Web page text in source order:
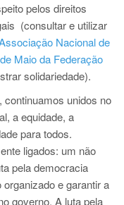
pelos direitos
(consultar e utilizar
Nacional de
Maio da Federação
solidariedade).
unidos no
a equidade, a
para todos.
ligados: um não
pela democracia
e garantir a
governo. A luta pela